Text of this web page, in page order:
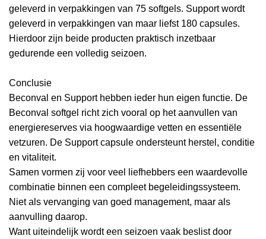
geleverd in verpakkingen van 75 softgels. Support wordt
geleverd in verpakkingen van maar liefst 180 capsules.
Hierdoor zijn beide producten praktisch inzetbaar
gedurende een volledig seizoen.
Conclusie
Beconval en Support hebben ieder hun eigen functie. De
Beconval softgel richt zich vooral op het aanvullen van
energiereserves via hoogwaardige vetten en essentiële
vetzuren. De Support capsule ondersteunt herstel, conditie
en vitaliteit.
Samen vormen zij voor veel liefhebbers een waardevolle
combinatie binnen een compleet begeleidingssysteem.
Niet als vervanging van goed management, maar als
aanvulling daarop.
Want uiteindelijk wordt een seizoen vaak beslist door